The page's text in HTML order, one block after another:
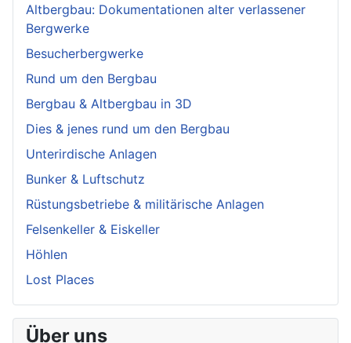
Altbergbau: Dokumentationen alter verlassener
Bergwerke
Besucherbergwerke
Rund um den Bergbau
Bergbau & Altbergbau in 3D
Dies & jenes rund um den Bergbau
Unterirdische Anlagen
Bunker & Luftschutz
Rüstungsbetriebe & militärische Anlagen
Felsenkeller & Eiskeller
Höhlen
Lost Places
Über uns